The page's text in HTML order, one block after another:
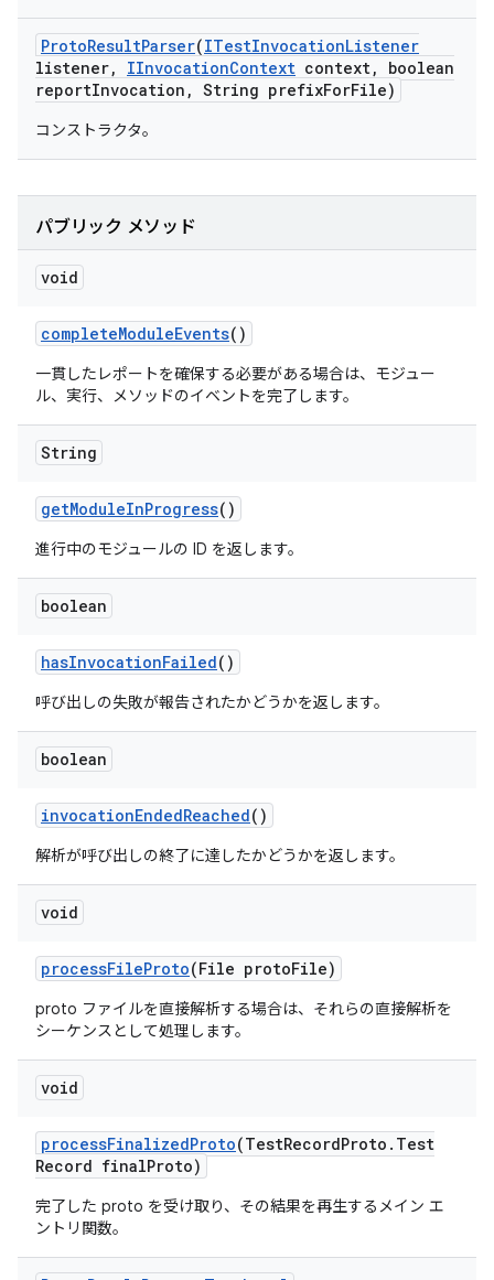
ProtoResultParser(ITestInvocationListener
listener, IInvocationContext context,
boolean
reportInvocation , String prefixForFile)
コンストラクタ。
パブリック メソッド
void
completeModuleEvents()
一貫したレポートを確保する必要がある場合は、モジュー
ル、実行、メソッドのイベントを完了します。
String
getModuleInProgress()
進行中のモジュールの ID を返します。
boolean
hasInvocationFailed()
呼び出しの失敗が報告されたかどうかを返します。
boolean
invocationEndedReached()
解析が呼び出しの終了に達したかどうかを返します。
void
processFileProto(File protoFile)
proto ファイルを直接解析する場合は、それらの直接解析を
シーケンスとして処理します。
void
processFinalizedProto(TestRecordProto . Test
Record finalProto)
完了した proto を受け取り、その結果を再生するメイン エ
ントリ関数。